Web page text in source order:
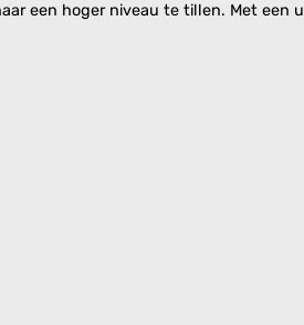
een hoger niveau te tillen. Met